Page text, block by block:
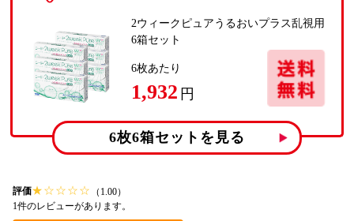
2ウィークピュアうるおいプラス乱視用
6箱セット
6枚あたり
1,932 円
6枚6箱セットを見る
評価★ ☆ ☆ ☆ ☆
（1.00）
1件のレビューがあります。